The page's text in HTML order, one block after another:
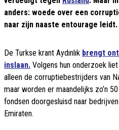
anders: woede over een
naar zijn naaste entourage leidt.
De Turkse krant Aydınlık brengt
inslaan. Volgens hun onderzoek
alleen de corruptiebestrijders van
maar worden er maandelijks zo’n
fondsen doorgesluisd naar
Emiraten.